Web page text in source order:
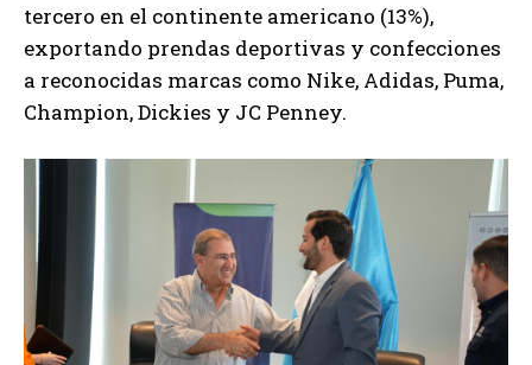
tercero en el continente americano (13%),
exportando prendas deportivas y confecciones
a reconocidas marcas como Nike, Adidas, Puma,
Champion, Dickies y JC Penney.